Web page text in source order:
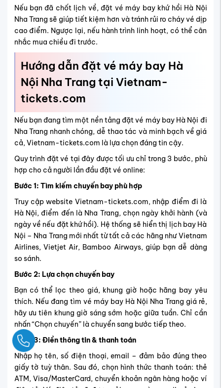
Nếu bạn đã chốt lịch về, đặt vé máy bay khứ hồi Hà Nội
Nha Trang sẽ giúp tiết kiệm hơn và tránh rủi ro cháy vé dịp
cao điểm. Ngược lại, nếu hành trình linh hoạt, có thể cân
nhắc mua chiều đi trước.
Hướng dẫn đặt vé máy bay Hà
Nội Nha Trang tại Vietnam-
tickets.com
Nếu bạn đang tìm một nền tảng đặt vé máy bay Hà Nội đi
Nha Trang nhanh chóng, dễ thao tác và minh bạch về giá
cả, Vietnam-tickets.com là lựa chọn đáng tin cậy.
Quy trình đặt vé tại đây được tối ưu chỉ trong 3 bước, phù
hợp cho cả người lần đầu đặt vé online:
Bước 1: Tìm kiếm chuyến bay phù hợp
Truy cập website Vietnam-tickets.com, nhập điểm đi là
Hà Nội, điểm đến là Nha Trang, chọn ngày khởi hành (và
ngày về nếu đặt khứ hồi). Hệ thống sẽ hiển thị lịch bay Hà
Nội – Nha Trang mới nhất từ tất cả các hãng như Vietnam
Airlines, Vietjet Air, Bamboo Airways, giúp bạn dễ dàng
so sánh.
Bước 2: Lựa chọn chuyến bay
Bạn có thể lọc theo giá, khung giờ hoặc hãng bay yêu
thích. Nếu đang tìm vé máy bay Hà Nội Nha Trang giá rẻ,
hãy ưu tiên khung giờ sáng sớm hoặc giữa tuần. Chỉ cần
nhấn “Chọn chuyến” là chuyển sang bước tiếp theo.
Bước 3: Điền thông tin & thanh toán
Nhập họ tên, số điện thoại, email – đảm bảo đúng theo
giấy tờ tuỳ thân. Sau đó, chọn hình thức thanh toán: thẻ
ATM, Visa/MasterCard, chuyển khoản ngân hàng hoặc ví